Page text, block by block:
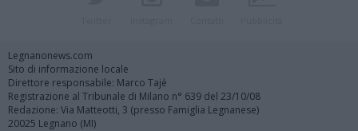
Legnanonews.com
Sito di informazione locale
Direttore responsabile: Marco Tajè
Registrazione al Tribunale di Milano n° 639 del 23/10/08
Redazione: Via Matteotti, 3 (presso Famiglia Legnanese)
20025 Legnano (MI)